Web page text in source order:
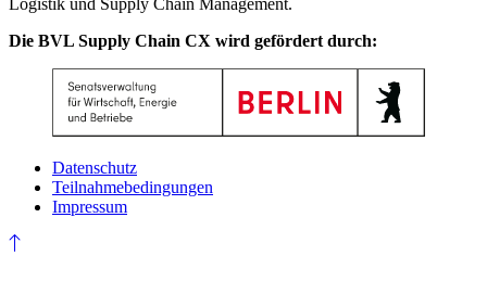
Die BVL Supply Chain CX wird gefördert durch:
Datenschutz
Teilnahmebedingungen
Impressum